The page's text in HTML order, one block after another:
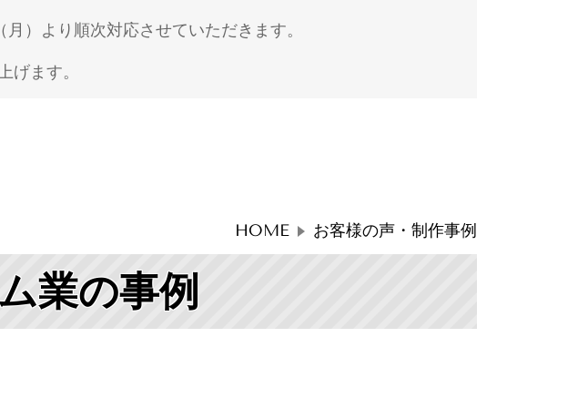
）より順次対応させていただきます。
げます。
HOME お客様の声・制作事例
業の事例